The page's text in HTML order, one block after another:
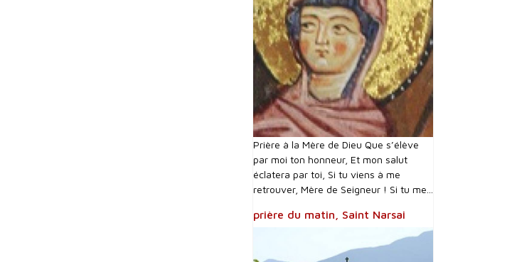
Prière à la Mère de Dieu Que s’élève
par moi ton honneur, Et mon salut
éclatera par toi, Si tu viens à me
retrouver, Mère de Seigneur ! Si tu me...
prière du matin, Saint Narsai